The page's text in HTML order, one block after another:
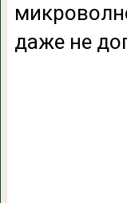
даже не